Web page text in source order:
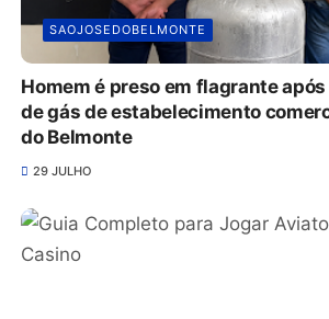
SAOJOSEDOBELMONTE
Homem é preso em flagrante
de gás de estabelecimento
do Belmonte
29 JULHO